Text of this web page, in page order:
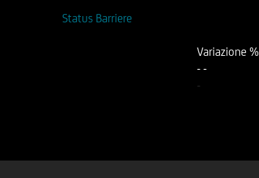
Status Barriere
Variazione %
--
-